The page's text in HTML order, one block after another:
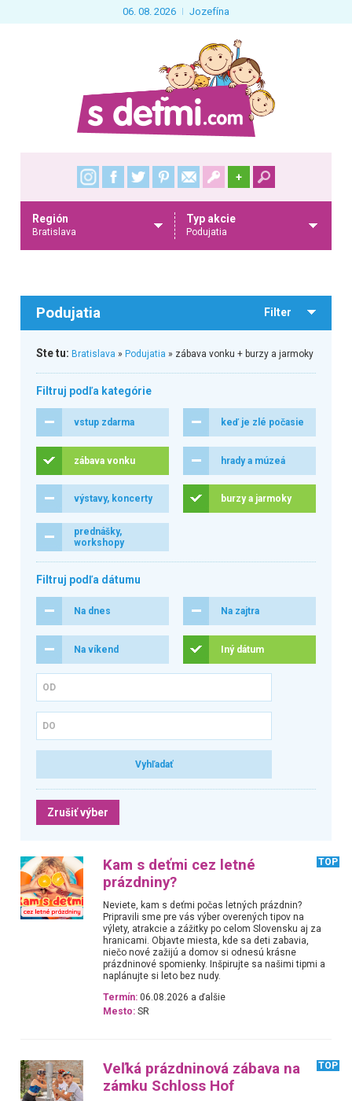
06. 08. 2026 Jozefína
+
Región
Bratislava
Typ akcie
Podujatia
Podujatia Filter
Ste tu: Bratislava » Podujatia » zábava vonku + burzy a jarmoky
Filtruj podľa kategórie
vstup zdarma keď je zlé počasie
zábava vonku hrady a múzeá
výstavy, koncerty burzy a jarmoky
prednášky,
workshopy
Filtruj podľa dátumu
Na dnes Na zajtra
Na víkend Iný dátum
Zrušiť výber
Kam s deťmi cez letné
prázdniny?
TOP
Neviete, kam s deťmi počas letných prázdnin?
Pripravili sme pre vás výber overených tipov na
výlety, atrakcie a zážitky po celom Slovensku aj za
hranicami. Objavte miesta, kde sa deti zabavia,
niečo nové zažijú a domov si odnesú krásne
prázdninové spomienky. Inšpirujte sa našimi tipmi a
naplánujte si leto bez nudy.
Termín: 06.08.2026 a ďalšie
Mesto: SR
Veľká prázdninová zábava na
zámku Schloss Hof
TOP